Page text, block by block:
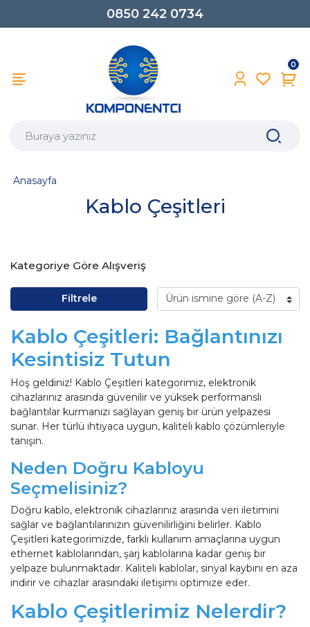
0850 242 0734
0
Kablo Çeşitleri
Anasayfa
Kategoriye Göre Alışveriş
Filtrele
Kablo Çeşitleri: Bağlantınızı
Kesintisiz Tutun
Hoş geldiniz! Kablo Çeşitleri kategorimiz, elektronik
cihazlarınız arasında güvenilir ve yüksek performanslı
bağlantılar kurmanızı sağlayan geniş bir ürün yelpazesi
sunar. Her türlü ihtiyaca uygun, kaliteli kablo çözümleriyle
tanışın.
Neden Doğru Kabloyu
Seçmelisiniz?
Doğru kablo, elektronik cihazlarınız arasında veri iletimini
sağlar ve bağlantılarınızın güvenilirliğini belirler. Kablo
Çeşitleri kategorimizde, farklı kullanım amaçlarına uygun
ethernet kablolarından, şarj kablolarına kadar geniş bir
yelpaze bulunmaktadır. Kaliteli kablolar, sinyal kaybını en aza
indirir ve cihazlar arasındaki iletişimi optimize eder.
Kablo Çeşitlerimiz Nelerdir?